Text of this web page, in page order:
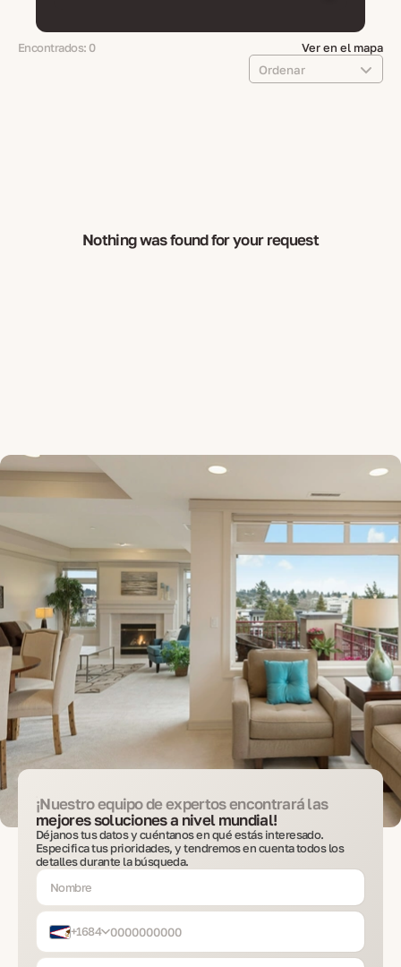
Encontrados: 0
Ver en el mapa
Ordenar
Nothing was found for your request
¡Nuestro equipo de expertos encontrará las
mejores soluciones a nivel mundial!
Déjanos tus datos y cuéntanos en qué estás interesado.
Especifica tus prioridades, y tendremos en cuenta todos los
detalles durante la búsqueda.
+1684